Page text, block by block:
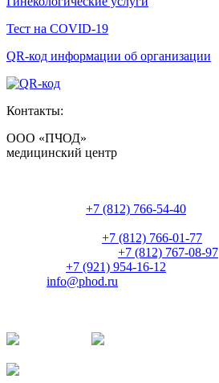
Тест на COVID-19
QR-код информации об организации
Контакты:
ООО «ПЧОД»
медицинский центр
+7 (812) 766-54-40
+7 (812) 766-01-77
+7 (812) 767-08-97
+7 (921) 954-16-12
info@phod.ru